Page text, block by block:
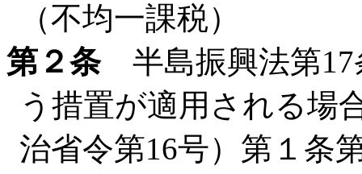
（不均一課税）
第２条半島振興法第17
う措置が適用される場
治省令第16号）第１条